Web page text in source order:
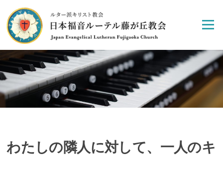
content
Menu
わたしの隣人に対して、一人のキ